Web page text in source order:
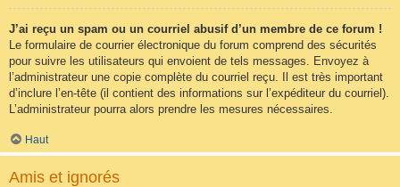
J’ai reçu un spam ou un courriel abusif d’un membre de ce forum !
Le formulaire de courrier électronique du forum comprend des sécurités
pour suivre les utilisateurs qui envoient de tels messages. Envoyez à
l’administrateur une copie complète du courriel reçu. Il est très important
d’inclure l’en-tête (il contient des informations sur l’expéditeur du courriel).
L’administrateur pourra alors prendre les mesures nécessaires.
Haut
Amis et ignorés